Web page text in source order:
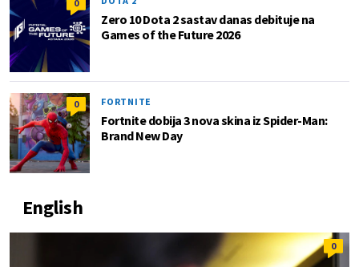
0
Zero 10 Dota 2 sastav danas debituje na
Games of the Future 2026
0 FORTNITE
Fortnite dobija 3 nova skina iz Spider-Man:
Brand New Day
English
0